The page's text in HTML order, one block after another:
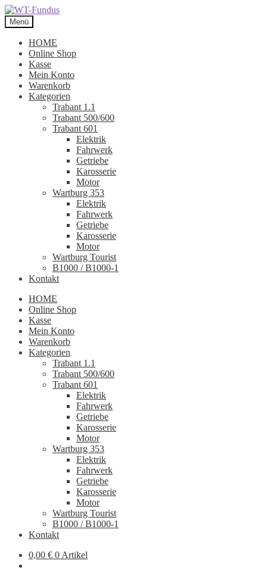
Zur
Navigation
springen
Zum
Inhalt
springen
Menü
HOME
Online Shop
Kasse
Mein Konto
Warenkorb
Kategorien
Trabant 1.1
Trabant 500/600
Trabant 601
Elektrik
Fahrwerk
Getriebe
Karosserie
Motor
Wartburg 353
Elektrik
Fahrwerk
Getriebe
Karosserie
Motor
Wartburg Tourist
B1000 / B1000-1
Kontakt
HOME
Online Shop
Kasse
Mein Konto
Warenkorb
Kategorien
Trabant 1.1
Trabant 500/600
Trabant 601
Elektrik
Fahrwerk
Getriebe
Karosserie
Motor
Wartburg 353
Elektrik
Fahrwerk
Getriebe
Karosserie
Motor
Wartburg Tourist
B1000 / B1000-1
Kontakt
0,00 € 0 Artikel